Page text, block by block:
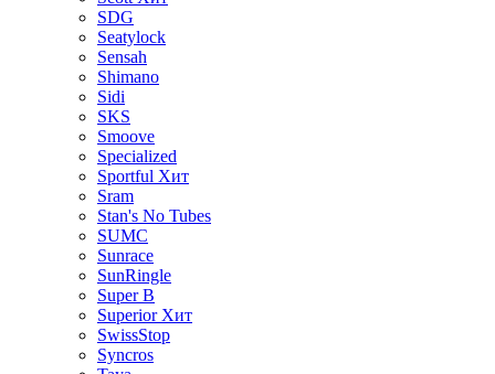
SDG
Seatylock
Sensah
Shimano
Sidi
SKS
Smoove
Specialized
Sportful Хит
Sram
Stan's No Tubes
SUMC
Sunrace
SunRingle
Super B
Superior Хит
SwissStop
Syncros